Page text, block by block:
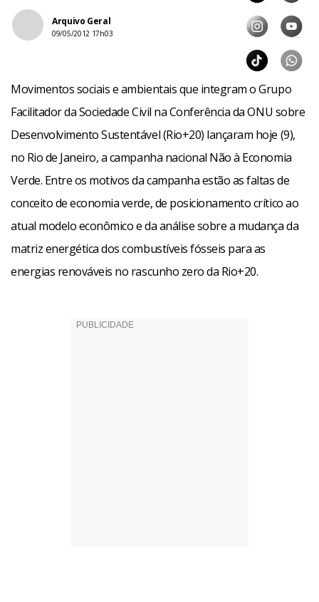
Arquivo Geral
09/05/2012 17h03
Movimentos sociais e ambientais que integram o Grupo
Facilitador da Sociedade Civil na Conferência da ONU sobre
Desenvolvimento Sustentável (Rio+20) lançaram hoje (9),
no Rio de Janeiro, a campanha nacional Não à Economia
Verde. Entre os motivos da campanha estão as faltas de
conceito de economia verde, de posicionamento crítico ao
atual modelo econômico e da análise sobre a mudança da
matriz energética dos combustíveis fósseis para as
energias renováveis no rascunho zero da Rio+20.